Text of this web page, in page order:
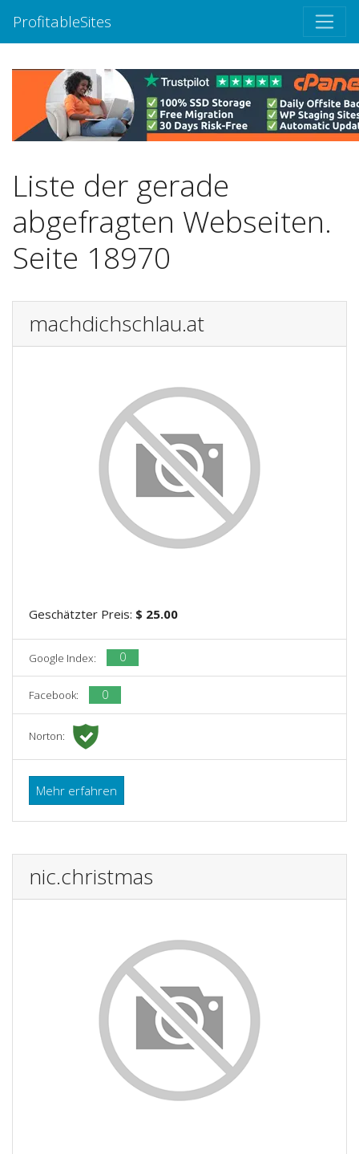
ProfitableSites
Liste der gerade
abgefragten Webseiten.
Seite 18970
machdichschlau.at
Geschätzter Preis: $ 25.00
Google Index: 0
Facebook: 0
Norton:
Mehr erfahren
nic.christmas